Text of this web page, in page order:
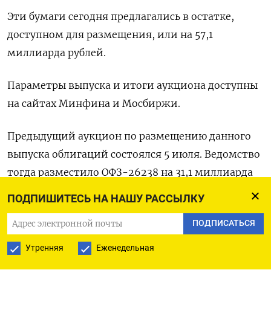
ПОДПИШИТЕСЬ НА НАШУ РАССЫЛКУ
ПОДПИСАТЬСЯ
Утренняя Еженедельная
Эти бумаги сегодня предлагались в остатке,
доступном для размещения, или на 57,1
миллиарда рублей.
Параметры выпуска и итоги аукциона доступны
на сайтах Минфина и Мосбиржи.
Предыдущий аукцион по размещению данного
выпуска облигаций состоялся 5 июля. Ведомство
тогда разместило ОФЗ-26238 на 31,1 миллиарда
рублей под средневзвешенную доходность 11,09%
бюро)